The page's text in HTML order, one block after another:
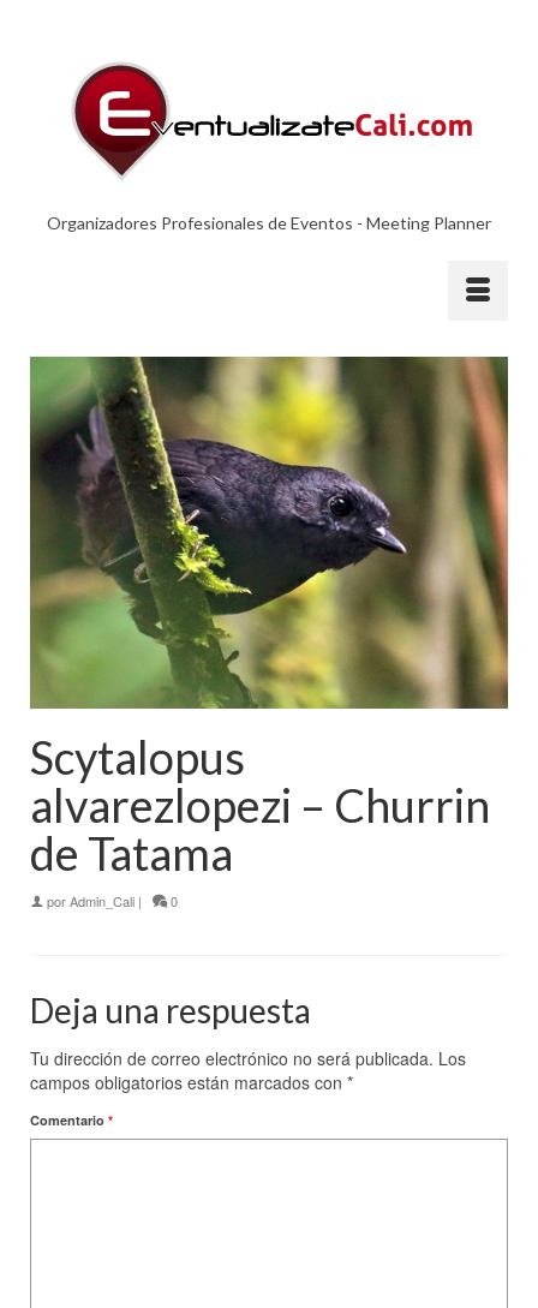
Organizadores Profesionales de Eventos - Meeting Planner
Scytalopus
alvarezlopezi – Churrin
de Tatama
porAdmin_Cali | 0
Deja una respuesta
Tu dirección de correo electrónico no será publicada. Los
campos obligatorios están marcados con *
Comentario *